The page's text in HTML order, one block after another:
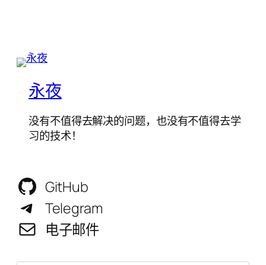
永夜
没有不值得去解决的问题，也没有不值得去学
习的技术！
GitHub
Telegram
电子邮件